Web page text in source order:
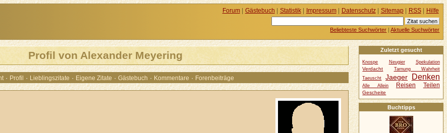
Profil von Alexander Meyering
· Profil · Lieblingszitate · Eigene Zitate · Gästebuch · Kommentare · Forenbeiträge
Zuletzt gesucht
Knospe Neugier Spekulation
Verdacht
Tarnung Wahrheit
Taeuscht
Jaeger Denken
Alle Allein Reisen Teilen
Gescheite
Buchtipps
Forum| Gästebuch | Statistik| Impressum| Datenschutz| Sitemap| RSS| Hilfe
Beliebteste Suchwörter |Aktuelle Suchwörter